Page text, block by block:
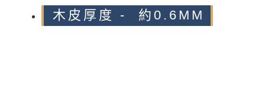
木皮厚度 - 約0.6MM